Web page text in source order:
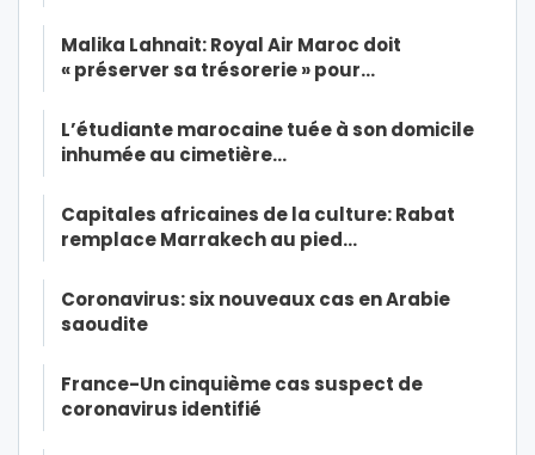
Malika Lahnait: Royal Air Maroc doit
« préserver sa trésorerie » pour…
L’étudiante marocaine tuée à son domicile
inhumée au cimetière…
Capitales africaines de la culture: Rabat
remplace Marrakech au pied…
Coronavirus: six nouveaux cas en Arabie
saoudite
France-Un cinquième cas suspect de
coronavirus identifié